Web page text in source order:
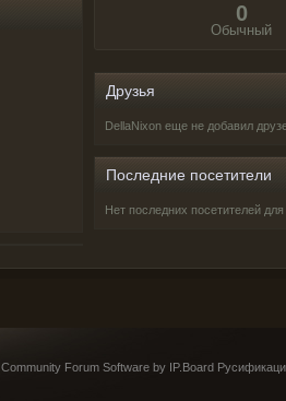
0
Обычный
Друзья
DellaNixon еще не добавил
Последние посетители
Нет последних посетителей
Community Forum Software by IP.Board